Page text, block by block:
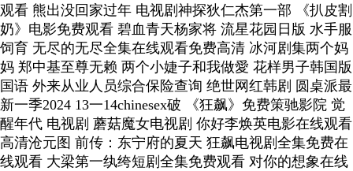
观看 熊出没回家过年 电视剧神探狄仁杰第一部 《扒皮割
奶》电影免费观看 碧血青天杨家将 流星花园日版 水手服
饲育 无尽的无尽全集在线观看免费高清 冰河剧集两个妈
妈 郑中基至尊无赖 两个小婕子和我做愛 花样男子韩国版
国语 外来从业人员综合保险查询 绝世网红韩剧 圆桌派最
新一季2024 13一14chinesex破 《狂飙》免费策驰影院 觉
醒年代 电视剧 蘑菇魔女电视剧 你好李焕英电影在线观看
高清沧元图 前传：东宁府的夏天 狂飙电视剧全集免费在
线观看 大梁第一纨绔短剧全集免费观看 对你的想象在线